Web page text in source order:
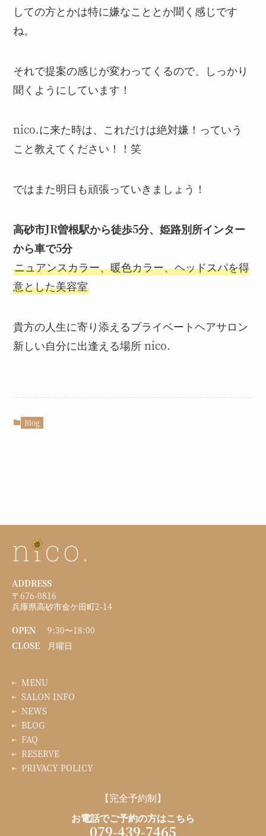
しての方とかは特に嫌なこととか聞く感じです
ね。
それで提案の感じが変わってくるので、しっかり
聞くようにしています！
nico.に来た時は、これだけは絶対嫌！っていう
こと教えてください！！笑
ではまた明日も頑張っていきましょう！
高砂市JR曽根駅から徒歩5分、姫路別所インター
から車で5分
ニュアンスカラー、暖色カラー、ヘッドスパを得
意とした美容室
貴方の人生に寄り添えるプライベートヘアサロン
新しい自分に出逢える場所 nico.
Blog
ADDRESS
〒676-0816
兵庫県高砂市金ケ田町2-14
OPEN
9:30〜18:00
CLOSE
月曜日
MENU
SALON INFO
NEWS
BLOG
FAQ
RESERVE
PRIVACY POLICY
【完全予約制】
お電話でご予約の方はこちら
079-439-7465